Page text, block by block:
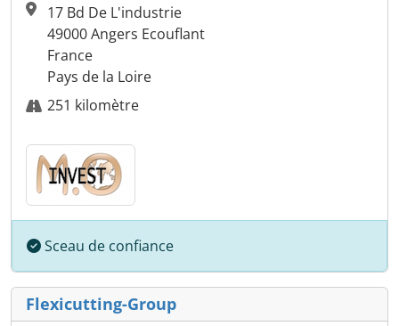
17 Bd De L'industrie
49000 Angers Ecouflant
France
Pays de la Loire
251 kilomètre
Sceau de confiance
Flexicutting-Group